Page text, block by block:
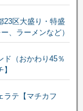
23区大盛り・特盛
、ラーメンなど）
ド（おかわり45％
ラテ【マチカフ